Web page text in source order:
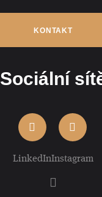
KONTAKT
Sociální
LinkedInInstagram